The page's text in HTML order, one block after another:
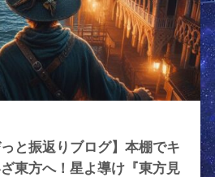
と振返りブログ】本棚でキ
東方へ！星よ導け『東方見